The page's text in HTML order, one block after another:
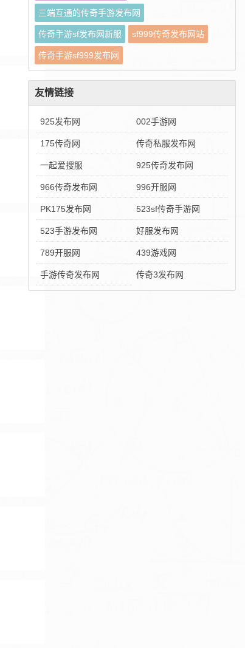
三端互通的传奇手游发布网
传奇手游sf发布网新服 sf999传奇发布网站
传奇手游sf999发布网
友情链接
925发布网 002手游网
175传奇网 传奇私服发布网
一起爱搜服 925传奇发布网
966传奇发布网 996开服网
PK175发布网 523sf传奇手游网
523手游发布网 好服发布网
789开服网 439游戏网
手游传奇发布网 传奇3发布网